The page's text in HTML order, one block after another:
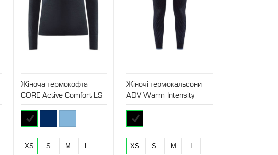
Жіноча термокофта
CORE Active Comfort LS
XS S M L
Жіночі термокальсони
ADV Warm Intensity
Pants
XS S M L